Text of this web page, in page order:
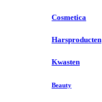
Cosmetica
Harsproducten
Kwasten
Beauty